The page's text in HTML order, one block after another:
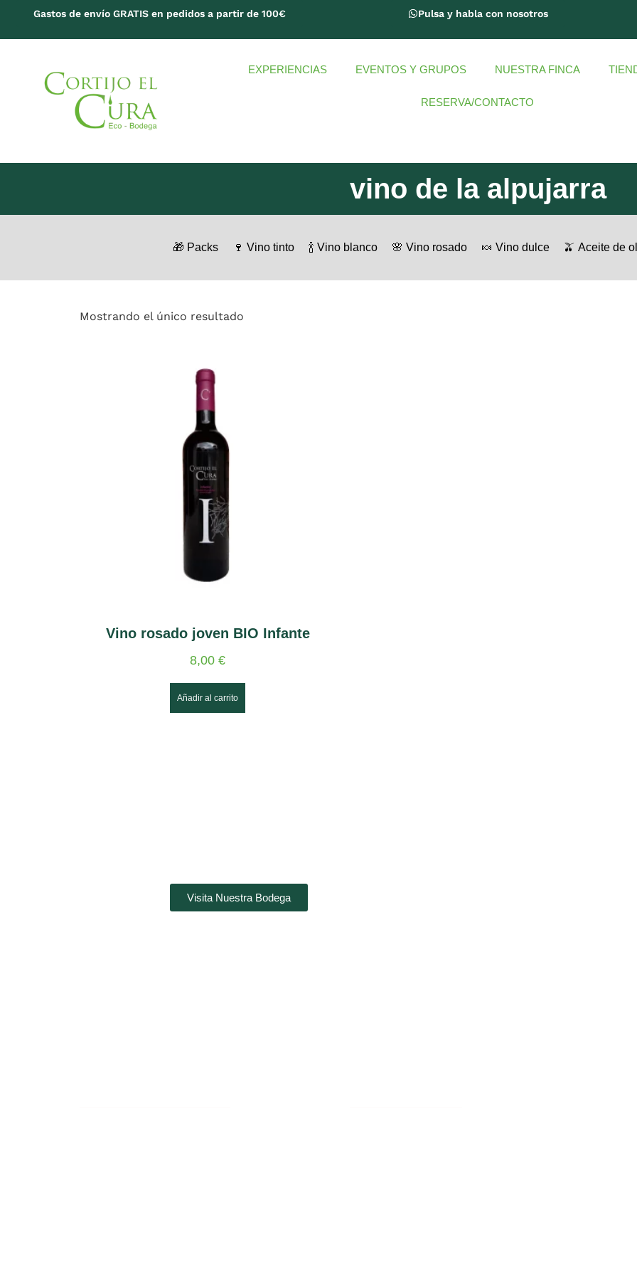
Gastos de envío GRATIS en pedidos a partir de 100€ Pulsa y habla con nosotros
EXPERIENCIAS EVENTOS Y GRUPOS NUESTRA FINCA
RESERVA/CONTACTO
vino de la alpujarra
🎁 Packs 🍷 Vino tinto 🍾 Vino blanco 🌸 Vino rosado 🍬 Vino dulce 🫒 Aceite de
Mostrando el único resultado
Vino rosado joven BIO Infante
8,00 €
Añadir al carrito
Visita Nuestra Bodega